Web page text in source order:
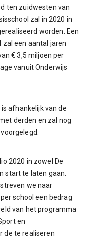
ten zuidwesten van
zal in 2020 in
worden. Een
zal een aantal jaren
€ 3,5 miljoen per
vanuit Onderwijs
afhankelijk van de
derden en zal nog
2020 in zowel De
start te laten gaan.
we naar
school een bedrag
van het programma
en
de te realiseren